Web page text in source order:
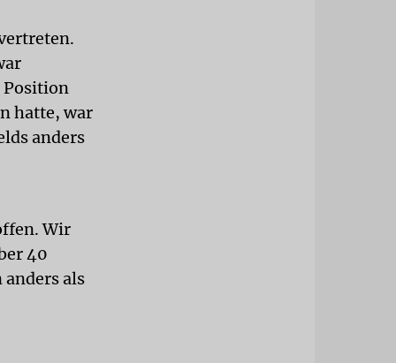
Position
hatte, war
anders
Wir
40
als